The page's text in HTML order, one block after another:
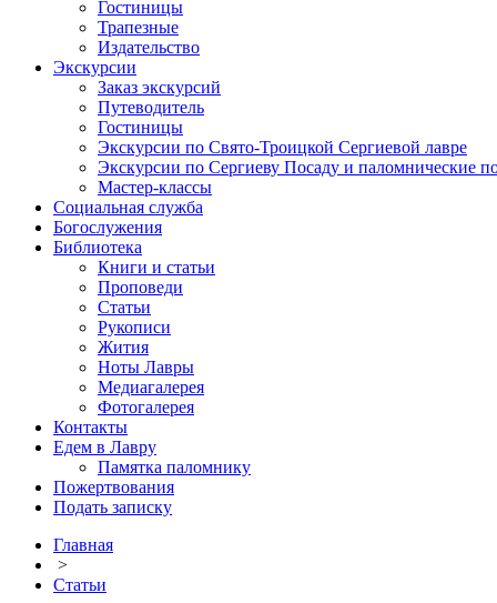
Гостиницы
Трапезные
Издательство
Экскурсии
Заказ экскурсий
Путеводитель
Гостиницы
Экскурсии по Свято-Троицкой Сергиевой лавре
Экскурсии по Сергиеву Посаду и паломнические
Мастер-классы
Социальная служба
Богослужения
Библиотека
Книги и статьи
Проповеди
Статьи
Рукописи
Жития
Ноты Лавры
Медиагалерея
Фотогалерея
Контакты
Едем в Лавру
Памятка паломнику
Пожертвования
Подать записку
Главная
>
Статьи